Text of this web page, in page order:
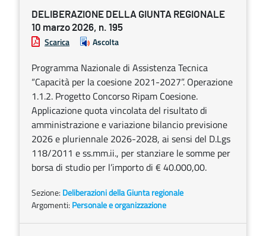
DELIBERAZIONE DELLA GIUNTA REGIONALE
10 marzo 2026, n. 195
Scarica Ascolta
Programma Nazionale di Assistenza Tecnica
“Capacità per la coesione 2021-2027”. Operazione
1.1.2. Progetto Concorso Ripam Coesione.
Applicazione quota vincolata del risultato di
amministrazione e variazione bilancio previsione
2026 e pluriennale 2026-2028, ai sensi del D.Lgs
118/2011 e ss.mm.ii., per stanziare le somme per
borsa di studio per l’importo di € 40.000,00.
Sezione: Deliberazioni della Giunta regionale
Argomenti: Personale e organizzazione